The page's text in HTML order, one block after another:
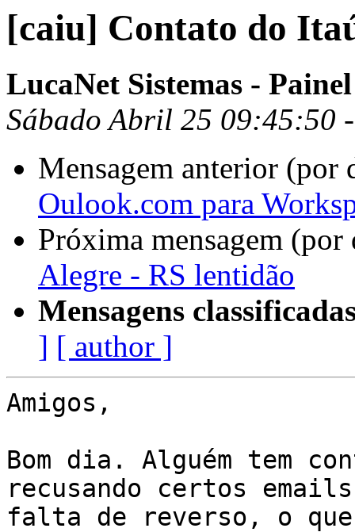
[caiu] Contato do
LucaNet Sistemas - Painel
Sábado Abril 25 09:45:50
Mensagem anterior (por
Oulook.com para
Próxima mensagem
Alegre - RS lentidão
Mensagens
] [ author ]
Amigos,
Bom dia. Alguém tem
recusando certos
falta de reverso, o